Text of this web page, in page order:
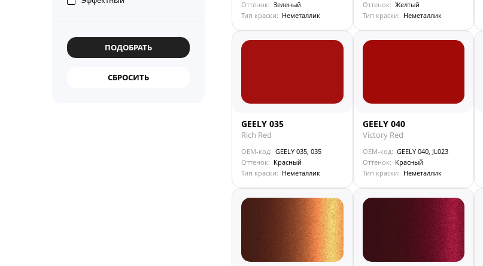
Красно-коричневый
Оранжевый
Розовый
Оттенок: Зеленый
Тип краски: Неметаллик
Оттенок: Желтый
Тип краски: Неметаллик
GEELY 035
Rich Red
OEM-код: GEELY 035, 035
Оттенок: Красный
Тип краски: Неметаллик
GEELY 040
Victory Red
OEM-код: GEELY 040, JL023
Оттенок: Красный
Тип краски: Неметаллик